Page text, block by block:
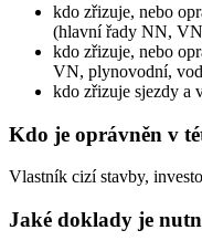
kdo zřizuje, nebo
(hlavní řady NN,
kdo zřizuje, nebo
VN, plynovodní,
kdo zřizuje sjezdy a
Kdo je oprávněn v
Vlastník cizí stavby,
Jaké doklady je